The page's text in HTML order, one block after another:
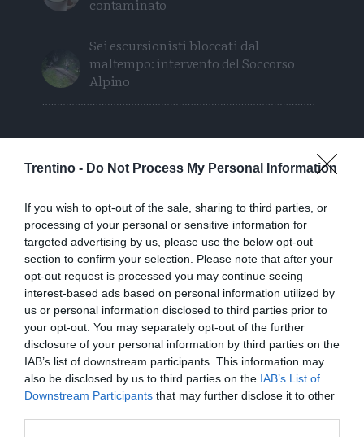
Trentino - Do Not Process My Personal Information
If you wish to opt-out of the sale, sharing to third parties, or
processing of your personal or sensitive information for
targeted advertising by us, please use the below opt-out
section to confirm your selection. Please note that after your
opt-out request is processed you may continue seeing
interest-based ads based on personal information utilized by
us or personal information disclosed to third parties prior to
your opt-out. You may separately opt-out of the further
disclosure of your personal information by third parties on the
IAB’s list of downstream participants. This information may
also be disclosed by us to third parties on the IAB’s List of
Downstream Participants that may further disclose it to other
Sei escursionisti bloccati dal
maltempo: intervento del Soccorso
Alpino